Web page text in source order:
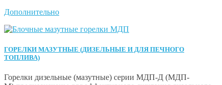
Дополнительно
ГОРЕЛКИ МАЗУТНЫЕ (ДИЗЕЛЬНЫЕ И ДЛЯ ПЕЧНОГО
ТОПЛИВА)
Горелки дизельные (мазутные) серии МДП-Д (МДП-